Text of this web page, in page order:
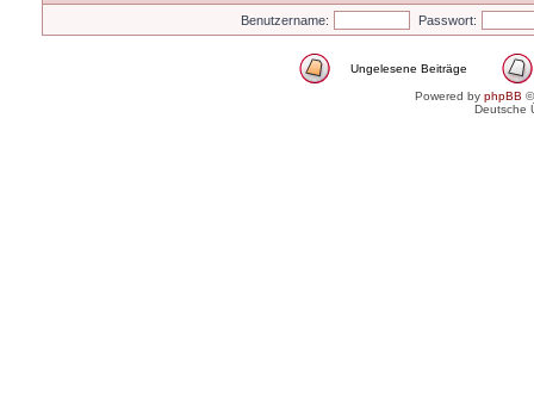
Benutzername: Passwort:
Ungelesene Beiträge
Powered by phpBB
Deutsche